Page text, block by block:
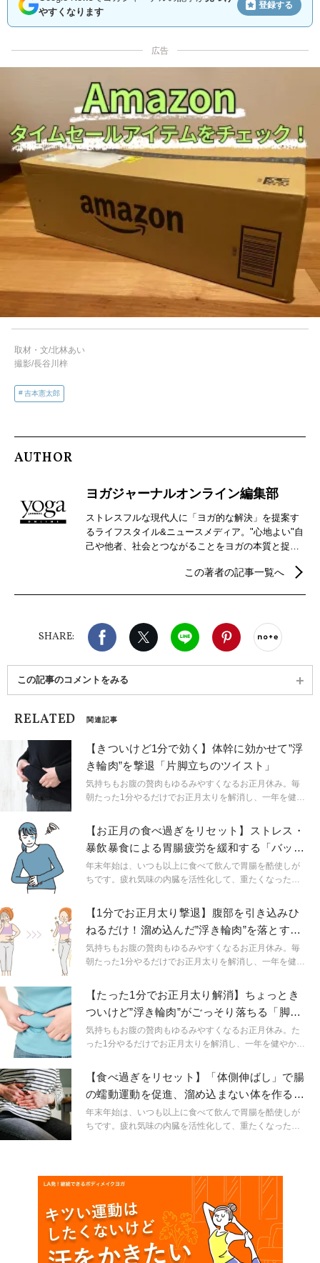
やすくなります
登録する
広告
取材・文/北林あい
撮影/長谷川梓
吉本憲太郎
AUTHOR
ヨガジャーナルオンライン編集部
ストレスフルな現代人に「ヨガ的な解決」を提案す
るライフスタイル&ニュースメディア。"心地よい"自
己や他者、社会とつながることをヨガの本質と捉
などウェルビーイングを実現するための情報を発
この著者の記事一覧へ
SHARE:
Facebook X（旧twitter）
LINE Pinterest
この記事のコメントをみる
RELATED 関連記事
【きついけど1分で効く】体幹に効かせて”浮
き輪肉”を撃退「片脚立ちのツイスト」
気持ちもお腹の贅肉もゆるみやすくなるお正月休み。毎
朝たった1分やるだけでお正月太りを解消し、一年を健や
がレクチャーします。ワークで体幹の筋肉を使う習慣を
つけると、無理な食事制限をしなくてもすっきりとした
お腹まわりを目指せます。
【お正月の食べ過ぎをリセット】ストレス・
暴飲暴食による胃腸疲労を緩和する「バッタ
のポーズ」
年末年始は、いつも以上に食べて飲んで胃腸を酷使しが
ちです。疲れ気味の内臓を活性化して、重たくなった体
生がレクチャーします。余分なものをデトックスして軽
やかに新年をスタートしましょう。
【1分でお正月太り撃退】腹部を引き込みひ
ねるだけ！溜め込んだ”浮き輪肉”を落とす
「椅子のポーズ」
気持ちもお腹の贅肉もゆるみやすくなるお正月休み。毎
朝たった1分やるだけでお正月太りを解消し、一年を健や
がレクチャーします。ワークで体幹の筋肉を使う習慣を
つけると、無理な食事制限をしなくてもすっきりとした
お腹まわりを目指せます。
【たった1分でお正月太り解消】ちょっとき
ついけど”浮き輪肉”がごっそり落ちる「脚上
げの体幹トレ」
気持ちもお腹の贅肉もゆるみやすくなるお正月休み。た
った1分やるだけでお正月太りを解消し、一年を健やかに
クチャーします。ワークで体幹の筋肉を使う習慣をつけ
ると、無理な食事制限をしなくてもすっきりとしたお腹
まわりを目指せます。
【食べ過ぎをリセット】「体側伸ばし」で腸
の蠕動運動を促進、溜め込まない体を作る
「座位の側屈」
年末年始は、いつも以上に食べて飲んで胃腸を酷使しが
ちです。疲れ気味の内臓を活性化して、重たくなった体